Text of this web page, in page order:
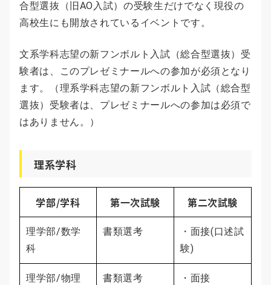
合型選抜（旧AO入試）の受験生だけでなく現役の
高校生にも開放されているイベントです。
文系学科志望の新フンボルト入試（総合型選抜）受
験者は、このプレゼミナールへの参加が必須となり
ます。（理系学科志望の新フンボルト入試（総合型
選抜）受験者は、プレゼミナールへの参加は必須で
はありません。）
理系学科
学部/学科 第一次試験 第二次試験
理学部/数学
科
書類選考
・面接(口述試
験)
理学部/物理
書類選考 ・面接